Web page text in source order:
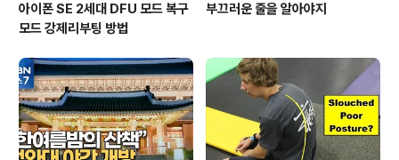
아이폰 SE 2세대 DFU 모드 복구
모드 강제리부팅 방법
부끄러운 줄을 알아야지